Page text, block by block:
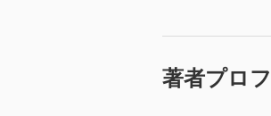
著者プロ